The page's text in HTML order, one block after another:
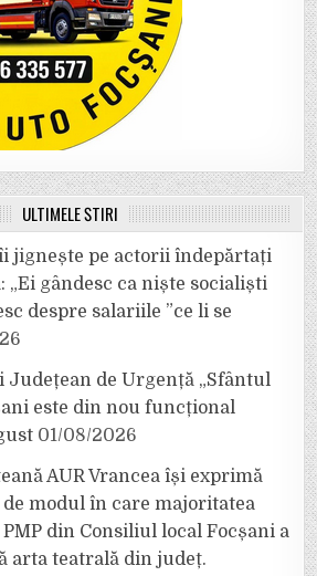
ULTIMELE ȘTIRI
jignește pe actorii îndepărtați
„Ei gândesc ca niște socialiști
despre salariile ”ce li se
de Urgență „Sfântul
este din nou funcțional
01/08/2026
AUR Vrancea își exprimă
modul în care majoritatea
PMP din Consiliul local Focșani a
arta teatrală din județ.